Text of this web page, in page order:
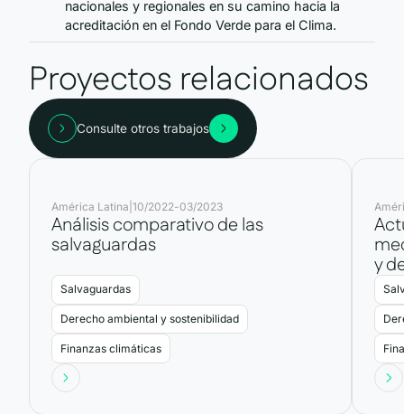
nacionales y regionales en su camino hacia la
acreditación en el Fondo Verde para el Clima.
Proyectos relacionados
Consulte otros trabajos
América Latina 10/2022-03/2023
Análisis comparativo de las
salvaguardas
Salvaguardas
Derecho ambiental y sostenibilidad
Finanzas climáticas
y